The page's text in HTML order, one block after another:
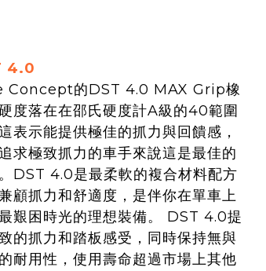
4.0
Concept的DST 4.0 MAX Grip橡
度落在在邵氏硬度計A級的40範圍
表示能提供極佳的抓力與回饋感，
求極致抓力的車手來說這是最佳的
DST 4.0是最柔軟的複合材料配方
顧抓力和舒適度，是伴你在單車上
艱困時光的理想裝備。 DST 4.0提
的抓力和踏板感受，同時保持無與
耐用性，使用壽命超過市場上其他